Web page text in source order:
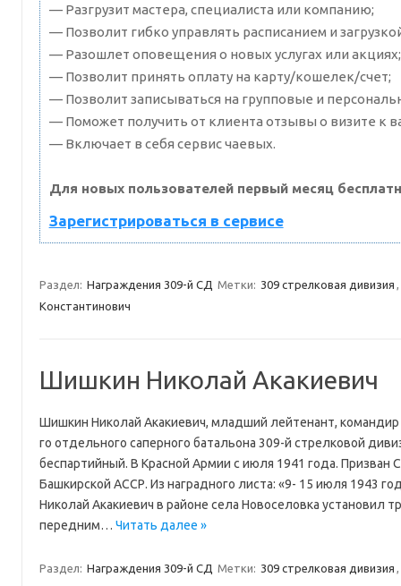
— Разгрузит мастера, специалиста или компанию;
— Позволит гибко управлять расписанием и
— Разошлет оповещения о новых услугах или акциях;
— Позволит принять оплату на карту/кошелек/счет;
— Позволит записываться на групповые и
— Поможет получить от клиента отзывы о визите к
— Включает в себя сервис чаевых.
Для новых пользователей первый месяц
Зарегистрироваться в сервисе
Раздел: Награждения 309-й СД Метки: 309 стрелковая дивизия ,
Константинович
Шишкин Николай Акакиевич
Шишкин Николай Акакиевич, младший лейтенант, командир
го отдельного саперного батальона 309-й стрелковой
беспартийный. В Красной Армии с июля 1941 года. Призван
Башкирской АССР. Из наградного листа: «9- 15 июля 1943
Николай Акакиевич в районе села Новоселовка установил
передним… Читать далее »
Раздел: Награждения 309-й СД Метки: 309 стрелковая дивизия ,